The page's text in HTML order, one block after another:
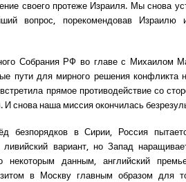
своего протеже Израиля. Мы снова
вопрос, порекомендовав Израилю
Собрания РФ во главе с Михаилом
пути для мирного решения конфликта
прямое противодействие со
снова наша миссия окончилась
безпорядков в Сирии, Россия
вариант, но Запад
некоторым данным, английский
в Москву главным образом для